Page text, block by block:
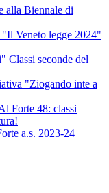
alla Biennale di
"Il Veneto legge 2024"
Classi seconde del
"Ziogando inte a
Forte 48: classi
a.s. 2023-24